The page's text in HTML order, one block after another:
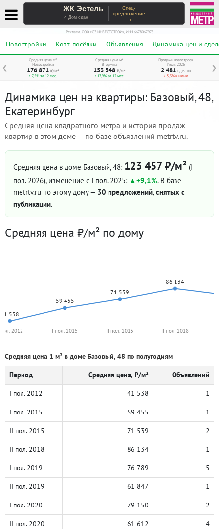
ЖК Эстель
✓ Дом сдан
Спец-
предложение
→
Реклама. ООО «СЗ ИНВЕСТСТРОЙ», ИНН 6678067973
Новостройки Котт. посёлки Объявления Динамика цен и
❮ ❯
Средняя цена м²
Новостройки
176 871 ₽/м²
↑ 7,5% за 12 мес.
Средняя цена м²
Вторичка
153 548 ₽/м²
↑ 17,9% за 12 мес.
Продажи новостроек
Июль 2026
2 481 сделок
↓ 5,3% к июню
Динамика цен на квартиры: Базовый, 48,
Екатеринбург
Средняя цена квадратного метра и история продаж
квартир в этом доме — по базе объявлений metrtv.ru.
Средняя цена в доме Базовый, 48: 123 457 ₽/м² (I
пол. 2026), изменение с I пол. 2025: +9,1%. В базе
metrtv.ru по этому дому — 30 предложений, снятых с
публикации.
Средняя цена ₽/м² по дому
41 538
59 455
71 539
86 134
2012 I пол. 2015 II пол. 2015 II пол. 2018
Средняя цена 1 м² в доме Базовый, 48 по полугодиям
Период Средняя цена, ₽/м² Объявлений
I пол. 2012 41 538 1
I пол. 2015 59 455 1
II пол. 2015 71 539 2
II пол. 2018 86 134 1
I пол. 2019 76 789 5
II пол. 2019 61 847 1
I пол. 2020 79 150 2
II пол. 2020 61 612 4